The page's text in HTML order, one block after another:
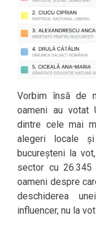
Vorbim însă de
oameni au votat
dintre cele mai
alegeri locale
bucureșteni la
sector cu
oameni despre
deschiderea
influencer, nu la